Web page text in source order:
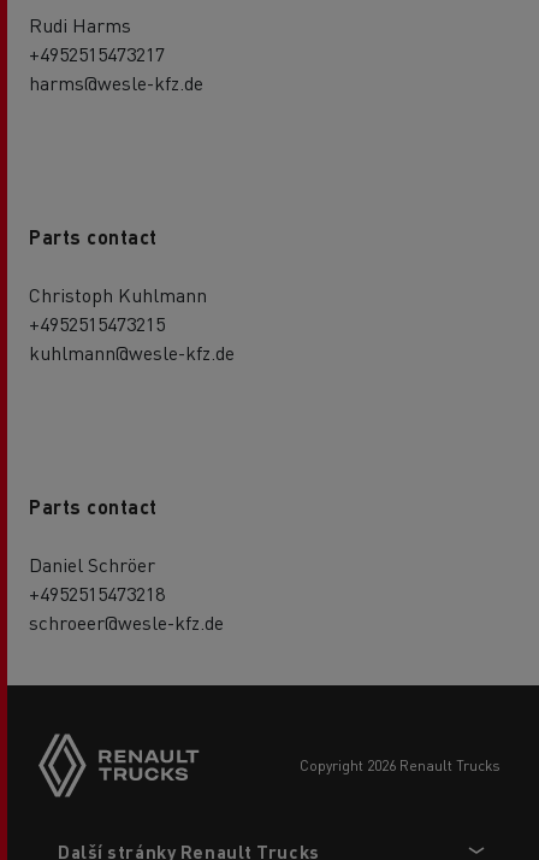
Rudi Harms
+4952515473217
harms@wesle-kfz.de
Parts contact
Christoph Kuhlmann
+4952515473215
kuhlmann@wesle-kfz.de
Parts contact
Daniel Schröer
+4952515473218
schroeer@wesle-kfz.de
copyright 2026 Renault Trucks
Další stránky Renault Trucks